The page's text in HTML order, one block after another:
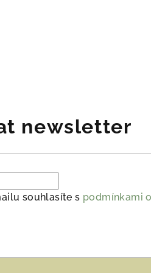
newsletter
souhlasíte s podmínkami